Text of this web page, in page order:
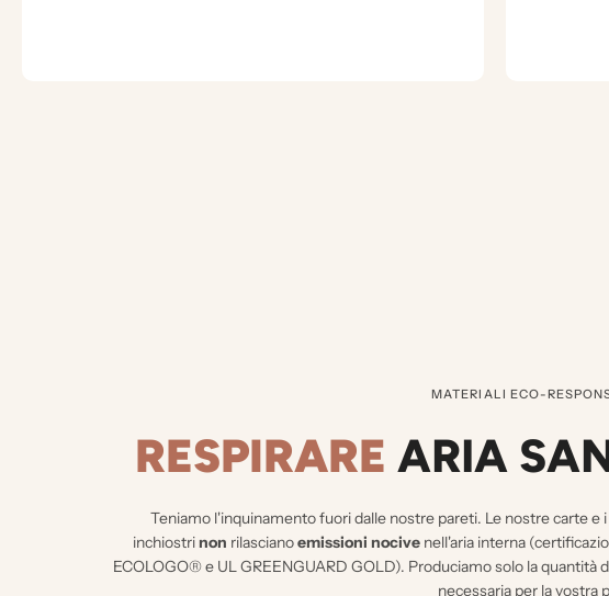
MATERIALI ECO-
RESPIRARE ARIA
Teniamo l'inquinamento fuori dalle nostre pareti. Le nostre carte e
inchiostrinon rilascianoemissioni nocive nell'aria interna
ECOLOGO® e UL GREENGUARD GOLD). Produciamo solo la quantità
necessaria per la vostra